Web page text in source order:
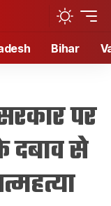
Bihar
पर
दबाव से